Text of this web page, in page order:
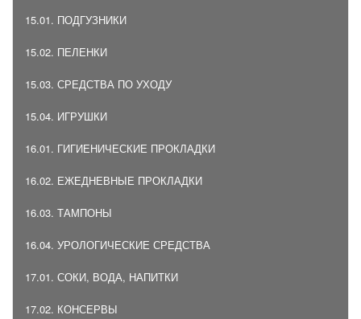
15.01. ПОДГУЗНИКИ
15.02. ПЕЛЕНКИ
15.03. СРЕДСТВА ПО УХОДУ
15.04. ИГРУШКИ
16.01. ГИГИЕНИЧЕСКИЕ ПРОКЛАДКИ
16.02. ЕЖЕДНЕВНЫЕ ПРОКЛАДКИ
16.03. ТАМПОНЫ
16.04. УРОЛОГИЧЕСКИЕ СРЕДСТВА
17.01. СОКИ, ВОДА, НАПИТКИ
17.02. КОНСЕРВЫ